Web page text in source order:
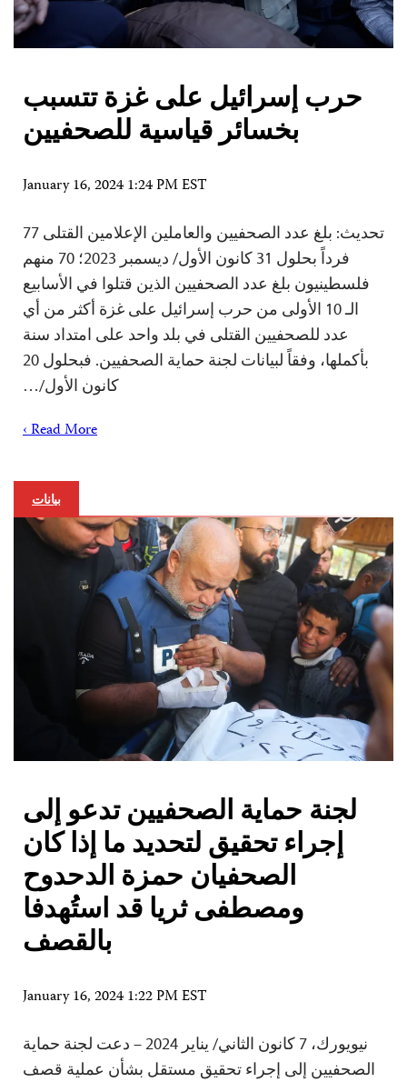
حرب إسرائيل على غزة تتسبب
بخسائر قياسية للصحفيين
January 16, 2024 1:24 PM EST
تحديث: بلغ عدد الصحفيين والعاملين الإعلامين القتلى 77
فرداً بحلول 31 كانون الأول/ ديسمبر 2023؛ 70 منهم
فلسطينيون بلغ عدد الصحفيين الذين قتلوا في الأسابيع
الـ 10 الأولى من حرب إسرائيل على غزة أكثر من أي
عدد للصحفيين القتلى في بلد واحد على امتداد سنة
بأكملها، وفقاً لبيانات لجنة حماية الصحفيين. فبحلول 20
كانون الأول/…
Read More ›
بيانات
لجنة حماية الصحفيين تدعو إلى
إجراء تحقيق لتحديد ما إذا كان
الصحفيان حمزة الدحدوح
ومصطفى ثريا قد استُهدفا
بالقصف
January 16, 2024 1:22 PM EST
نيويورك، 7 كانون الثاني/ يناير 2024 – دعت لجنة حماية
الصحفيين إلى إجراء تحقيق مستقل بشأن عملية قصف